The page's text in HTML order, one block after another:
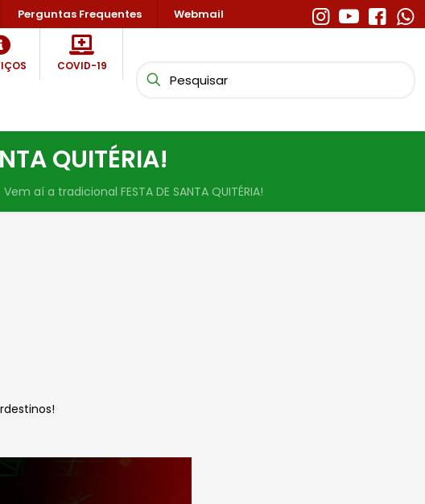
Perguntas Frequentes Webmail
COVID-19
QUITÉRIA!
Vem aí a tradicional FESTA DE SANTA QUITÉRIA!